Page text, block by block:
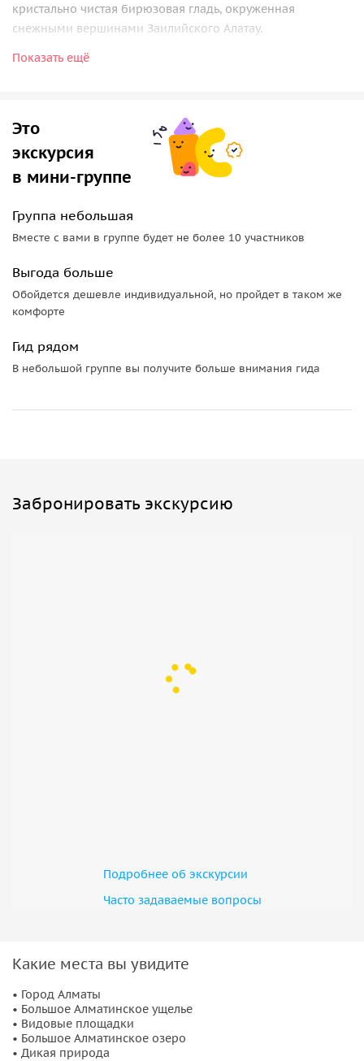
кристально чистая бирюзовая гладь, окруженная
снежными вершинами Заилийского Алатау.
Путь к озеру проходит через густые хвойные леса и
поворот тропы — это новая открытка, а свежий воздух,
наполненный ароматом хвои, заставляет забыть о
городской суете.
Этот поход — возможность не просто увидеть одно из
самых красивых мест Казахстана, но и прочувствовать дух
гор, в которых время словно замирает, оставляя лишь вас
и природу.
Это не просто прогулка, а настоящее погружение в мир
дикой природы. Горы, свежий воздух, живописные тропы
и бирюзовая гладь озера, окружённая вершинами — всё
потрясающие виды, истории, которые знают только
местные, и атмосфера настоящего приключения.
Показать ещё
Это
экскурсия
в мини-группе
Группа небольшая
Вместе с вами в группе будет не более 10 участников
Выгода больше
Обойдется дешевле индивидуальной, но пройдет в таком же
комфорте
Гид рядом
В небольшой группе вы получите больше внимания гида
Забронировать экскурсию
Подробнее об экскурсии
Часто задаваемые вопросы
Какие места вы увидите
• Город Алматы
• Большое Алматинское ущелье
• Видовые площадки
• Большое Алматинское озеро
• Дикая природа